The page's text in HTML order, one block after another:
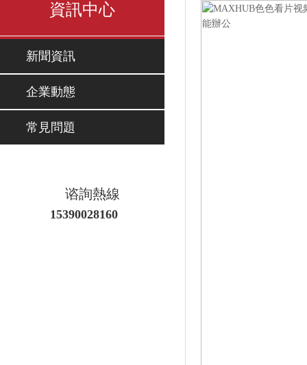
資訊中心
新聞資訊
企業動態
常見問題
谘詢熱線
15390028160